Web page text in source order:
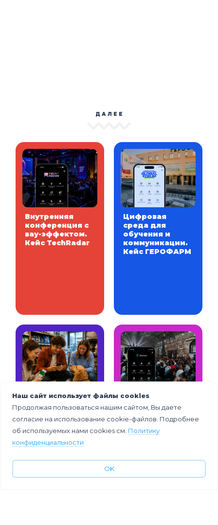
ДАЛЕЕ
Внутренняя
конференция с
вау-эффектом.
Кейс TechRadar
Цифровая
среда для
обучения и
коммуникации.
Кейс ГЕРОФАРМ
Корпоратив без
границ:
цифровой
городов
Яндекс «Я
Железо»: как
технологии
усилили опыт
«сложной»
Наш сайт использует файлы cookies
Продолжая пользоваться нашим сайтом, Вы даете
согласие на использование cookie-файлов. Подробнее
об используемых нами cookies см. Политику
конфиденциальности
OK